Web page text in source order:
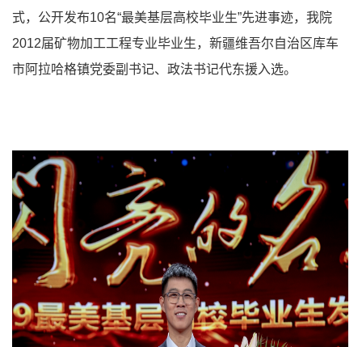
式，公开发布10名“最美基层高校毕业生”先进事迹，我院
2012届矿物加工工程专业毕业生，新疆维吾尔自治区库车
市阿拉哈格镇党委副书记、政法书记代东援入选。